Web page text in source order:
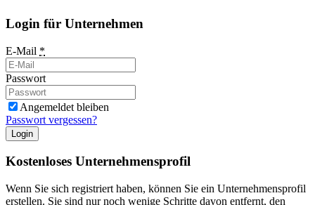
Login für Unternehmen
E-Mail *
Passwort
Angemeldet bleiben
Passwort vergessen?
Login
Kostenloses Unternehmensprofil
Wenn Sie sich registriert haben, können Sie ein Unternehmensprofil
erstellen. Sie sind nur noch wenige Schritte davon entfernt, den